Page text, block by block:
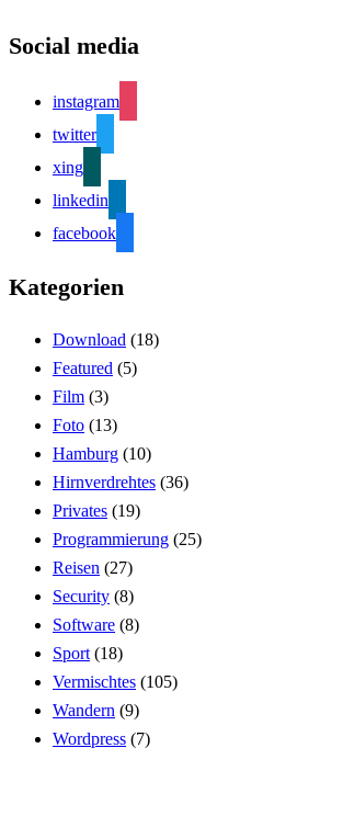
Social media
instagram
twitter
xing
linkedin
facebook
Kategorien
Download (18)
Featured (5)
Film (3)
Foto (13)
Hamburg (10)
Hirnverdrehtes (36)
Privates (19)
Programmierung (25)
Reisen (27)
Security (8)
Software (8)
Sport (18)
Vermischtes (105)
Wandern (9)
Wordpress (7)